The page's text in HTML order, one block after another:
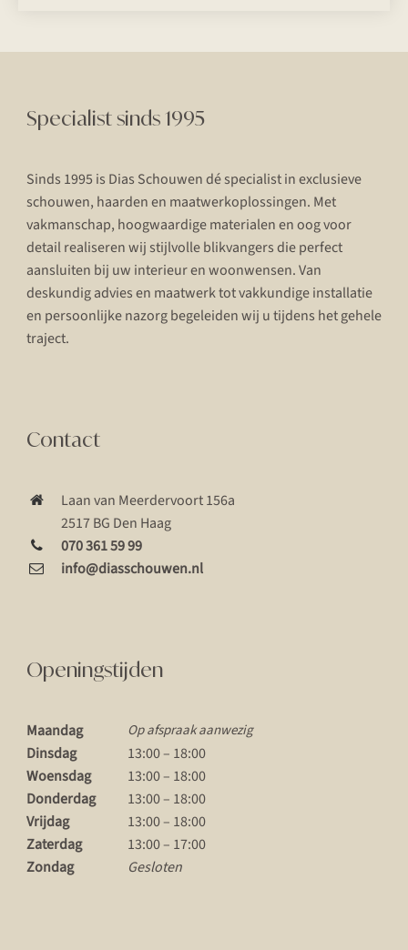
Specialist sinds 1995
Sinds 1995 is Dias Schouwen dé specialist in exclusieve
schouwen, haarden en maatwerkoplossingen. Met
vakmanschap, hoogwaardige materialen en oog voor
detail realiseren wij stijlvolle blikvangers die perfect
aansluiten bij uw interieur en woonwensen. Van
deskundig advies en maatwerk tot vakkundige installatie
en persoonlijke nazorg begeleiden wij u tijdens het gehele
traject.
Contact
Laan van Meerdervoort 156a
2517 BG Den Haag
070 361 59 99
info@diasschouwen.nl
Openingstijden
Maandag Op afspraak aanwezig
Dinsdag
13:00 – 18:00
Woensdag
13:00 – 18:00
Donderdag
13:00 – 18:00
Vrijdag
13:00 – 18:00
Zaterdag
13:00 – 17:00
Zondag
Gesloten